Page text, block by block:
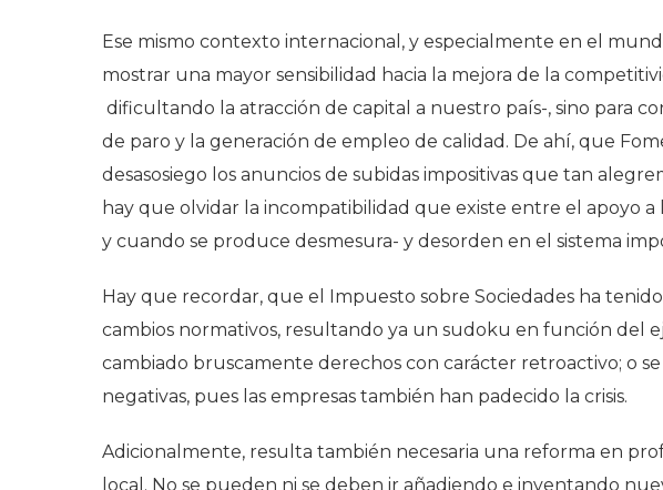
Ese mismo contexto internacional, y especialmente en el
mostrar una mayor sensibilidad hacia la mejora de la
dificultando la atracción de capital a nuestro país-, sino para
de paro y la generación de empleo de calidad. De ahí, que
desasosiego los anuncios de subidas impositivas que tan
hay que olvidar la incompatibilidad que existe entre el apoyo a
y cuando se produce desmesura- y desorden en el sistema
Hay que recordar, que el Impuesto sobre Sociedades ha
cambios normativos, resultando ya un sudoku en función del
cambiado bruscamente derechos con carácter retroactivo; o
negativas, pues las empresas también han padecido la crisis.
Adicionalmente, resulta también necesaria una reforma en
local. No se pueden ni se deben ir añadiendo e inventando